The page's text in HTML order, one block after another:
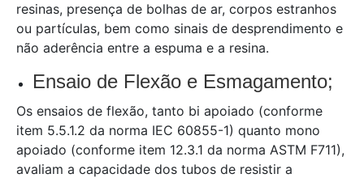
resinas, presença de bolhas de ar, corpos estranhos
ou partículas, bem como sinais de desprendimento e
não aderência entre a espuma e a resina.
Ensaio de Flexão e Esmagamento;
Os ensaios de flexão, tanto bi apoiado (conforme
item 5.5.1.2 da norma IEC 60855-1) quanto mono
apoiado (conforme item 12.3.1 da norma ASTM F711),
avaliam a capacidade dos tubos de resistir a